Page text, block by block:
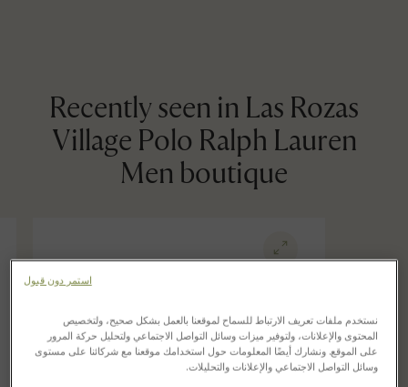
Recently seen in Las Rozas
Village Polo Ralph Lauren
Men boutique
نستخدم ملفات تعريف الارتباط للسماح لموقعنا بالعمل بشكل صحيح، ولتخصيص
المحتوى والإعلانات، ولتوفير ميزات وسائل التواصل الاجتماعي ولتحليل حركة المرور
على الموقع. ونشارك أيضًا المعلومات حول استخدامك موقعنا مع شركائنا على مستوى
وسائل التواصل الاجتماعي والإعلانات والتحليلات.
استمر دون قبول